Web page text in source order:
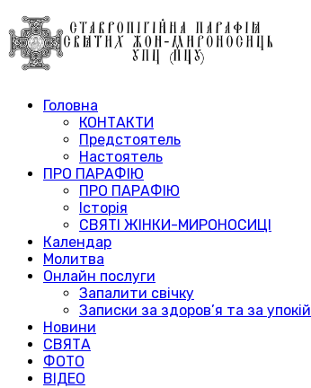
Головна
КОНТАКТИ
Предстоятель
Настоятель
ПРО ПАРАФІЮ
ПРО ПАРАФІЮ
Історія
СВЯТІ ЖІНКИ-МИРОНОСИЦІ
Календар
Молитва
Онлайн послуги
Запалити свічку
Записки за здоров’я та за упокій
Новини
СВЯТА
ФОТО
ВІДЕО